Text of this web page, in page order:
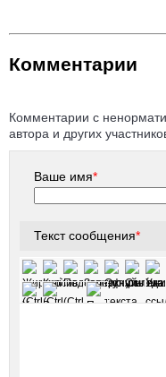
Комментарии
Комментарии с
автора и других
Ваше имя*
Текст сообщения*